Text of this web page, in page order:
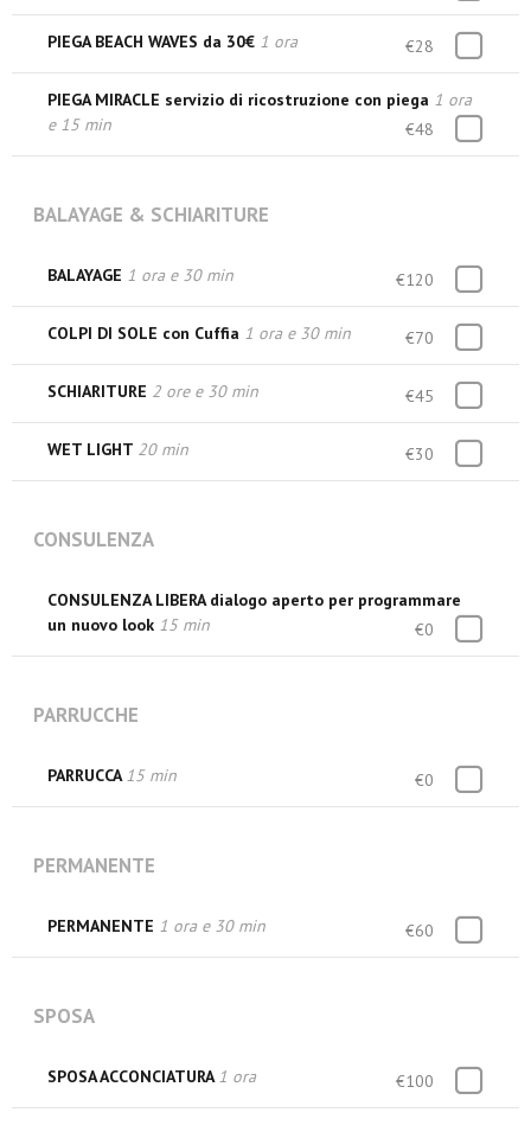
PIEGA BEACH WAVES da 30€ 1 ora €28
PIEGA MIRACLE servizio di ricostruzione con piega 1 ora
e 15 min
€48
BALAYAGE & SCHIARITURE
BALAYAGE 1 ora e 30 min €120
COLPI DI SOLE con Cuffia 1 ora e 30 min €70
SCHIARITURE 2 ore e 30 min €45
WET LIGHT 20 min €30
CONSULENZA
CONSULENZA LIBERA dialogo aperto per programmare
un nuovo look 15 min €0
PARRUCCHE
PARRUCCA15 min €0
PERMANENTE
PERMANENTE 1 ora e 30 min €60
SPOSA
SPOSA ACCONCIATURA1 ora €100